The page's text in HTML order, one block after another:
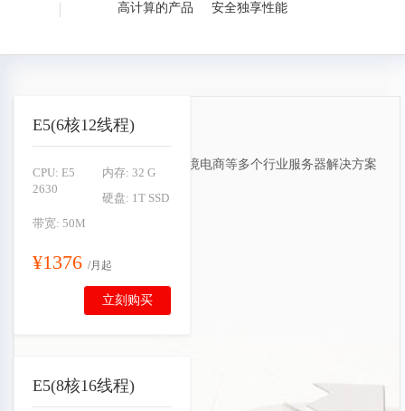
高计算的产品 安全独享性能
每月推荐服务器
提供游戏/视频直播/金融/跨境电商等多个行业服务器解决方案
E5(6核12线程)
CPU: E5
2630
内存: 32 G
硬盘: 1T SSD
带宽: 50M
¥1376 /月起
立刻购买
E5(8核16线程)